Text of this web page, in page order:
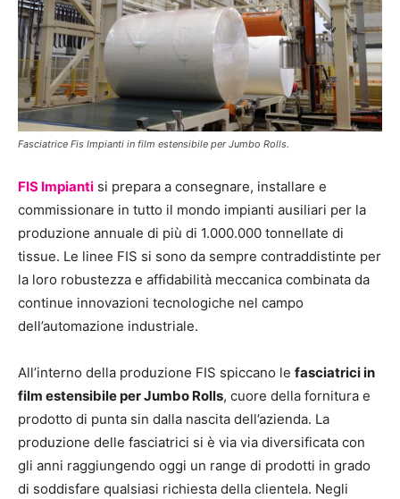
Fasciatrice Fis Impianti in film estensibile per Jumbo Rolls.
FIS Impianti si prepara a consegnare, installare e
commissionare in tutto il mondo impianti ausiliari per la
produzione annuale di più di 1.000.000 tonnellate di
tissue. Le linee FIS si sono da sempre contraddistinte per
la loro robustezza e affidabilità meccanica combinata da
continue innovazioni tecnologiche nel campo
dell’automazione industriale.
All’interno della produzione FIS spiccano le fasciatrici in
film estensibile per Jumbo Rolls, cuore della fornitura e
prodotto di punta sin dalla nascita dell’azienda. La
produzione delle fasciatrici si è via via diversificata con
gli anni raggiungendo oggi un range di prodotti in grado
di soddisfare qualsiasi richiesta della clientela. Negli